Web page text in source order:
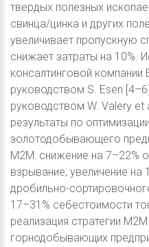
твердых полезных
свинца/цинка и других
увеличивает пропускную
снижает затраты на 10%.
консалтинговой компании
руководством S. Esen
руководством W. Valery
результаты по
золотодобывающего
М2М: снижение на 7–22%
взрывание; увеличение на
дробильно-
17–31% себестоимости
реализация стратегии
горнодобывающих